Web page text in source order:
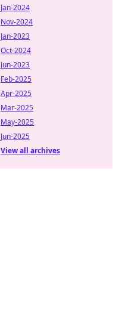
Jan-2024
Nov-2024
Jan-2023
Oct-2024
Jun-2023
Feb-2025
Apr-2025
Mar-2025
May-2025
Jun-2025
View all archives